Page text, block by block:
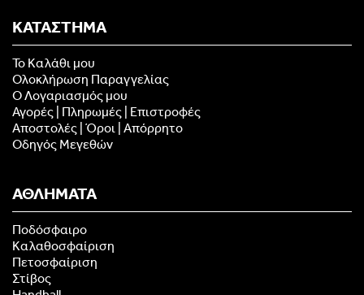
ΚΑΤΑΣΤΗΜΑ
Το Καλάθι μου
Ολοκλήρωση Παραγγελίας
Ο Λογαριασμός μου
Αγορές | Πληρωμές | Επιστροφές
Αποστολές | Όροι | Απόρρητο
Οδηγός Μεγεθών
ΑΘΛΗΜΑΤΑ
Ποδόσφαιρο
Καλαθοσφαίριση
Πετοσφαίριση
Στίβος